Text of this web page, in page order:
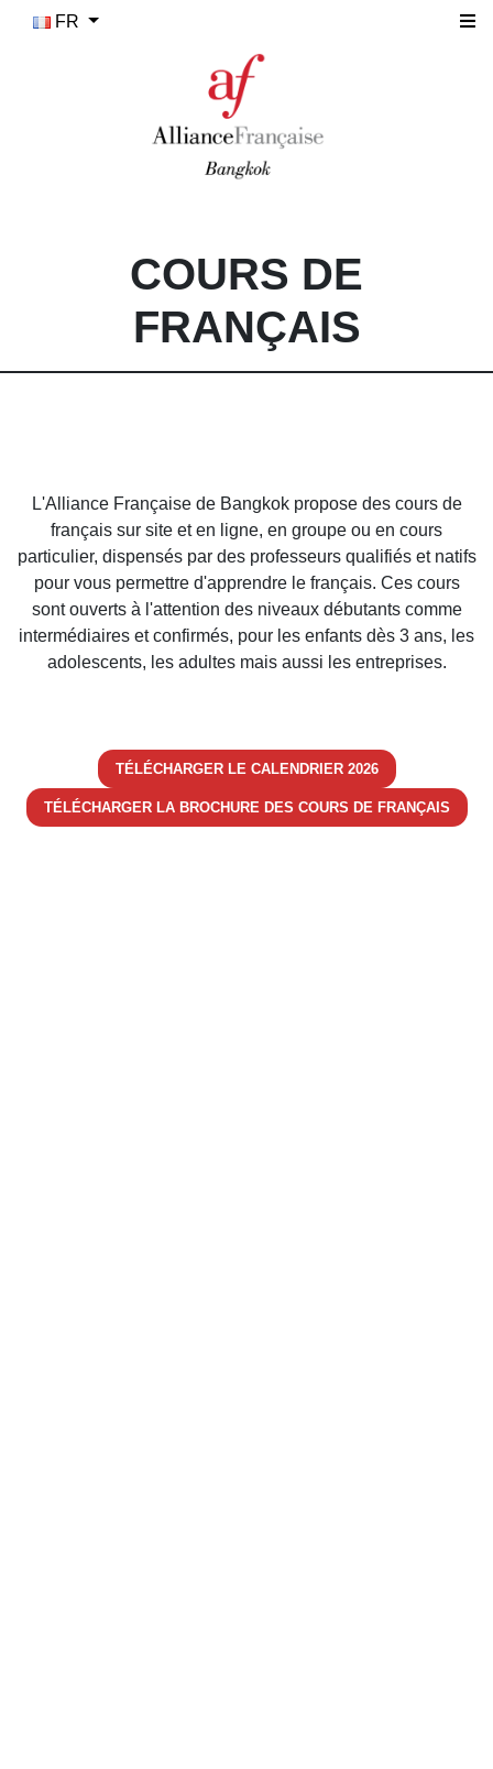
FR
COURS DE
FRANÇAIS
L'Alliance Française de Bangkok propose des cours de
français sur site et en ligne, en groupe ou en cours
particulier, dispensés par des professeurs qualifiés et natifs
pour vous permettre d'apprendre le français. Ces cours
sont ouverts à l'attention des niveaux débutants comme
intermédiaires et confirmés, pour les enfants dès 3 ans, les
adolescents, les adultes mais aussi les entreprises.
TÉLÉCHARGER LE CALENDRIER 2026
TÉLÉCHARGER LA BROCHURE DES COURS DE FRANÇAIS